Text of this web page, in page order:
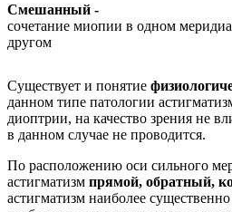
Смешанный -
сочетание миопии в одном
другом
Существует и понятие
данном типе патологии
диоптрии, на качество зрения не
в данном случае не проводится.
По расположению оси сильного
астигматизм прямой, обратный,
астигматизм наиболее